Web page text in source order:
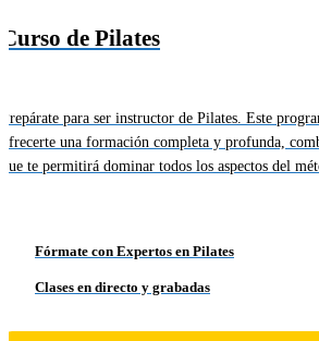
Curso de Pilates
Prepárate para ser instructor de Pilates. Este
ofrecerte una formación completa y profunda,
que te permitirá dominar todos los aspectos del
Fórmate con Expertos en Pilates
Clases en directo y grabadas